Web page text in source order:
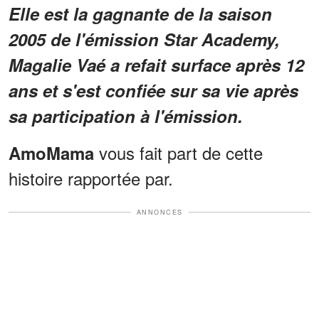
Elle est la gagnante de la saison
2005 de l'émission Star Academy,
Magalie Vaé a refait surface après 12
ans et s'est confiée sur sa vie après
sa participation à l'émission.
AmoMama vous fait part de cette
histoire rapportée par.
ANNONCES